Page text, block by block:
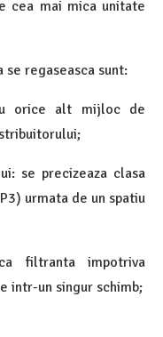
cea mai mica unitate
regaseasca sunt:
orice alt mijloc de
se precizeaza clasa
urmata de un spatiu
filtranta impotriva
intr-un singur schimb;